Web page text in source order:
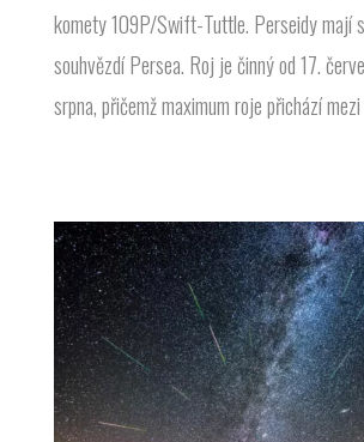
komety 109P/Swift-Tuttle. Perseidy mají
souhvězdí Persea. Roj je činný od 17.
srpna, přičemž maximum roje přichází mezi